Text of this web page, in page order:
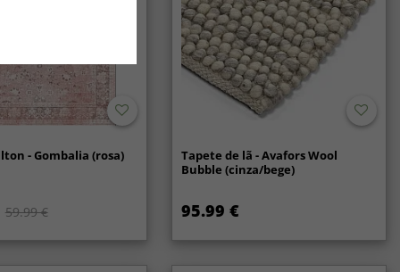
- Gombalia (rosa)
59.99 €
Tapete de lã - Avafors Wool
Bubble (cinza/bege)
95.99 €